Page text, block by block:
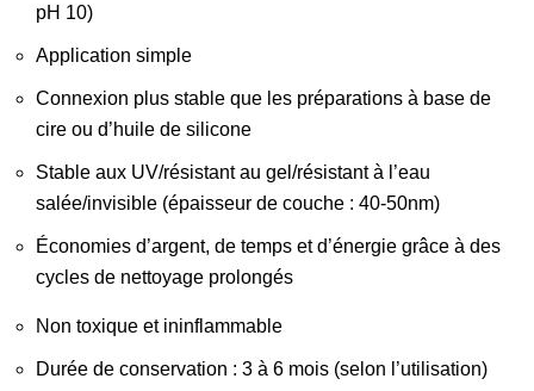
pH 10)
Application simple
Connexion plus stable que les préparations à base de
cire ou d’huile de silicone
Stable aux UV/résistant au gel/résistant à l’eau
salée/invisible (épaisseur de couche : 40-50nm)
Économies d’argent, de temps et d’énergie grâce à des
cycles de nettoyage prolongés
Non toxique et ininflammable
Durée de conservation : 3 à 6 mois (selon l’utilisation)